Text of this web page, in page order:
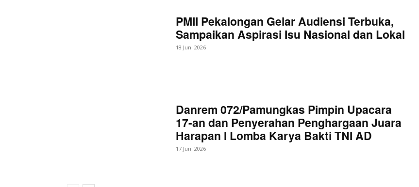
PMII Pekalongan Gelar Audiensi Terbuka,
Sampaikan Aspirasi Isu Nasional dan Lokal
18 Juni 2026
Danrem 072/Pamungkas Pimpin Upacara
17-an dan Penyerahan Penghargaan Juara
Harapan I Lomba Karya Bakti TNI AD
17 Juni 2026